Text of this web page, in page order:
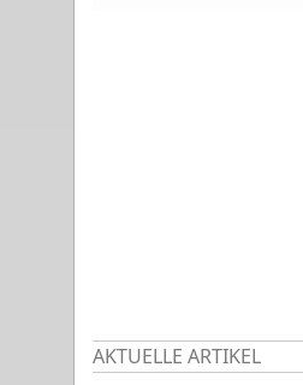
AKTUELLE ARTIKEL